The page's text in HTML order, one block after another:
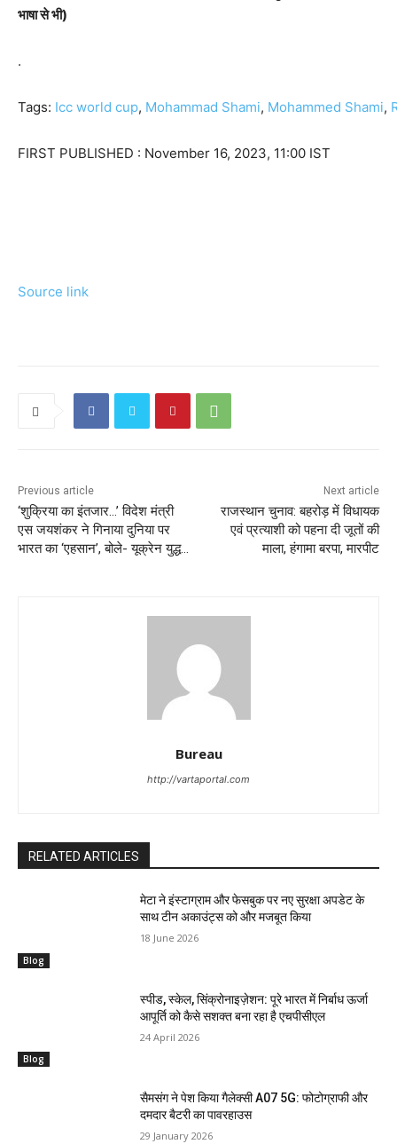
भाषा से भी)
.
Tags: Icc world cup, Mohammad Shami, Mohammed Shami,
FIRST PUBLISHED : November 16, 2023, 11:00 IST
Source link
Previous article
‘शुक्रिया का इंतजार…’ विदेश मंत्री
एस जयशंकर ने गिनाया दुनिया पर
भारत का ‘एहसान’, बोले- यूक्रेन युद्ध…
Next article
राजस्थान चुनाव: बहरोड़ में विधायक
एवं प्रत्याशी को पहना दी जूतों की
माला, हंगामा बरपा, मारपीट
Bureau
http://vartaportal.com
RELATED ARTICLES
Blog
मेटा ने इंस्टाग्राम और फेसबुक पर नए सुरक्षा अपडेट के
साथ टीन अकाउंट्स को और मजबूत किया
18 June 2026
Blog
स्पीड, स्केल, सिंक्रोनाइज़ेशन: पूरे भारत में निर्बाध ऊर्जा
आपूर्ति को कैसे सशक्त बना रहा है एचपीसीएल
24 April 2026
सैमसंग ने पेश किया गैलेक्सी A07 5G: फोटोग्राफी और
दमदार बैटरी का पावरहाउस
29 January 2026